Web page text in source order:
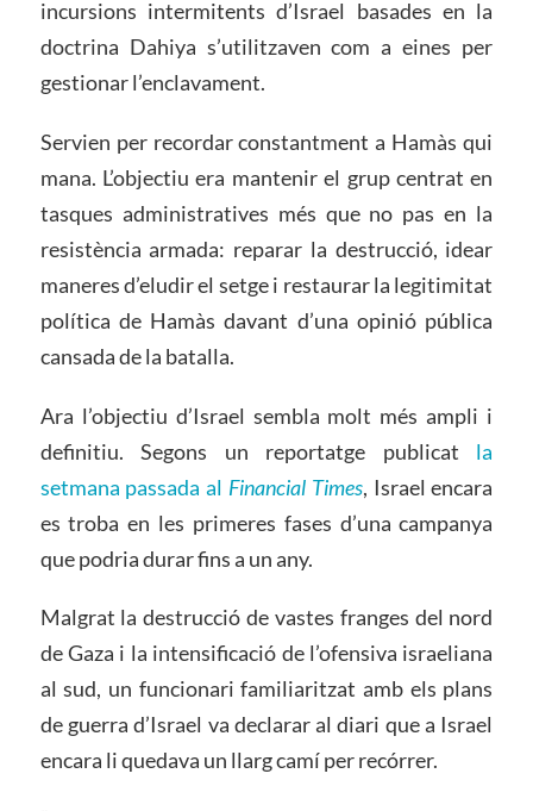
incursions intermitents d’Israel basades en la
doctrina Dahiya s’utilitzaven com a eines per
gestionar l’enclavament.
Servien per recordar constantment a Hamàs qui
mana. L’objectiu era mantenir el grup centrat en
tasques administratives més que no pas en la
resistència armada: reparar la destrucció, idear
maneres d’eludir el setge i restaurar la legitimitat
política de Hamàs davant d’una opinió pública
cansada de la batalla.
Ara l’objectiu d’Israel sembla molt més ampli i
definitiu. Segons un reportatge publicat la
setmana passada al Financial Times, Israel encara
es troba en les primeres fases d’una campanya
que podria durar fins a un any.
Malgrat la destrucció de vastes franges del nord
de Gaza i la intensificació de l’ofensiva israeliana
al sud, un funcionari familiaritzat amb els plans
de guerra d’Israel va declarar al diari que a Israel
encara li quedava un llarg camí per recórrer.